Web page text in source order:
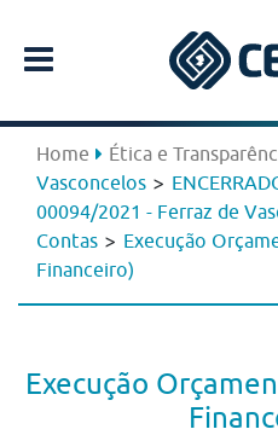
Home Ética e
Vasconcelos >
00094/2021 - Ferraz de
Contas > Execução
Financeiro)
Execução